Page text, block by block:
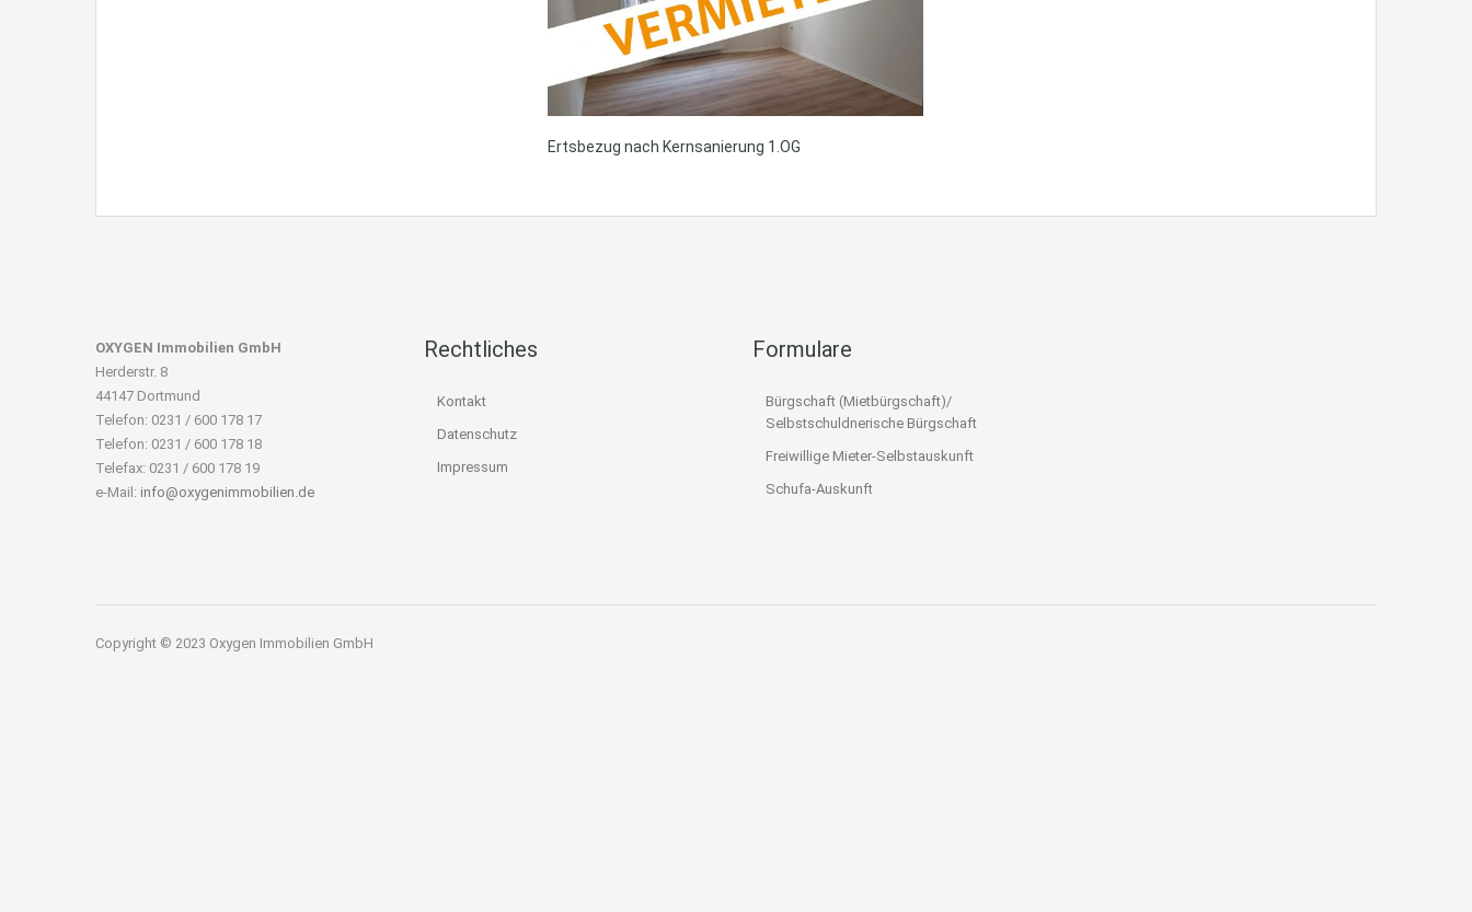
Ertsbezug nach Kernsanierung 1.OG
OXYGEN Immobilien GmbH
Herderstr. 8
44147 Dortmund
Telefon: 0231 / 600 178 17
Telefon: 0231 / 600 178 18
Telefax: 0231 / 600 178 19
e-Mail: info@oxygenimmobilien.de
Rechtliches
Kontakt
Datenschutz
Impressum
Formulare
Bürgschaft (Mietbürgschaft)/
Selbstschuldnerische Bürgschaft
Freiwillige Mieter-Selbstauskunft
Schufa-Auskunft
Copyright © 2023 Oxygen Immobilien GmbH